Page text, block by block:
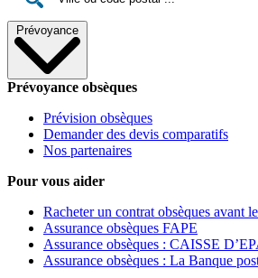
Prévoyance
Prévoyance obsèques
Prévision obsèques
Demander des devis comparatifs
Nos partenaires
Pour vous aider
Racheter un contrat obsèques avant
Assurance obsèques FAPE
Assurance obsèques : CAISSE
Assurance obsèques : La Banque